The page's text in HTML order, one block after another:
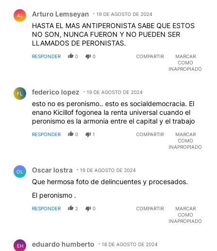
AL Arturo Lemseyan 19 DE AGOSTO DE 2024
HASTA EL MAS ANTIPERONISTA SABE QUE ESTOS
NO SON, NUNCA FUERON Y NO PUEDEN SER
LLAMADOS DE PERONISTAS.
RESPONDER 0 0 COMPARTIR
MARCAR
COMO
INAPROPIADO
FL federico lopez 19 DE AGOSTO DE 2024
esto no es peronismo.. esto es socialdemocracia. El
enano Kicillof fogonea la renta universal cuando el
peronismo es la armonia entre el capital y el trabajo
RESPONDER 0 1 COMPARTIR
MARCAR
COMO
INAPROPIADO
OL Oscar lostra 19 DE AGOSTO DE 2024
Que hermosa foto de delincuentes y procesados.
El peronismo .
RESPONDER 2 0 COMPARTIR
MARCAR
COMO
INAPROPIADO
EH eduardo humberto 18 DE AGOSTO DE 2024